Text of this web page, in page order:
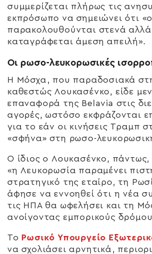
συμμερίζεται πλήρως τις
εκπρόσωπο να σημειώνει ότι
παρακολουθούνται στενά αλλά
καταγράφεται άμεση απειλή».
Οι ρωσο-λευκορωσικές
Η Μόσχα, που παραδοσιακά
καθεστώς Λουκασένκο, είδε
επαναφορά της Belavia στις
αγορές, ωστόσο εκφράζονται
για το εάν οι κινήσεις Τραμπ
«σφήνα» στη ρωσο-
Ο ίδιος ο Λουκασένκο, πάντως,
«η Λευκορωσία παραμένει
στρατηγικό της εταίρο, τη
άφησε να εννοηθεί ότι η νέα
τις ΗΠΑ θα ωφελήσει και τη
ανοίγοντας εμπορικούς
Το Ρωσικό Υπουργείο
να σχολιάσει αρνητικά,